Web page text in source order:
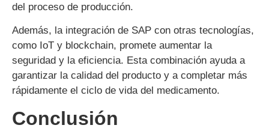
del proceso de producción.
Además, la integración de SAP con otras tecnologías,
como IoT y blockchain, promete aumentar la
seguridad y la eficiencia. Esta combinación ayuda a
garantizar la calidad del producto y a completar más
rápidamente el ciclo de vida del medicamento.
Conclusión